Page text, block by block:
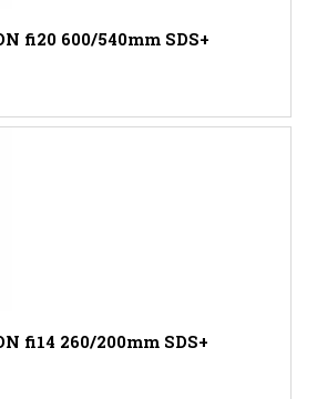
fi20 600/540mm SDS+
fi14 260/200mm SDS+